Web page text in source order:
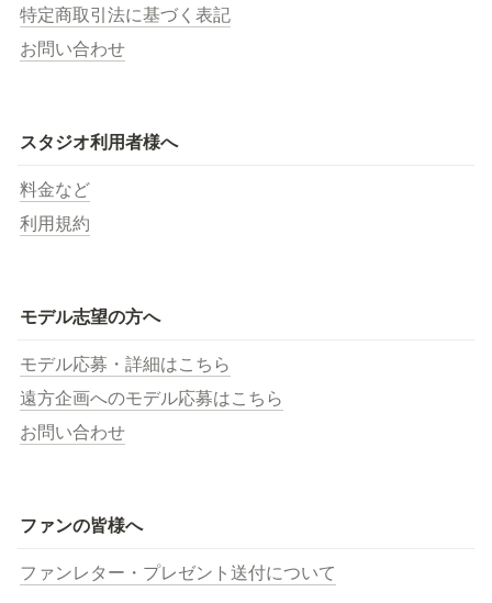
特定商取引法に基づく表記
お問い合わせ
スタジオ利用者様へ
料金など
利用規約
モデル志望の方へ
モデル応募・詳細はこちら
遠方企画へのモデル応募はこちら
お問い合わせ
ファンの皆様へ
ファンレター・プレゼント送付について